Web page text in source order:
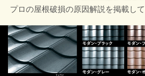
プロの屋根破損の原因解説を掲載して